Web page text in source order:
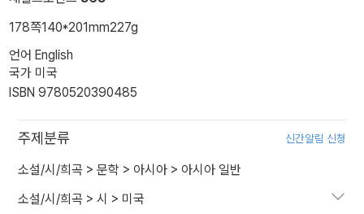
178쪽140*201mm227g
언어 English
국가 미국
ISBN 9780520390485
주제분류 신간알림 신청
소설/시/희곡 > 문학 > 아시아 > 아시아 일반
소설/시/희곡 > 시 > 미국